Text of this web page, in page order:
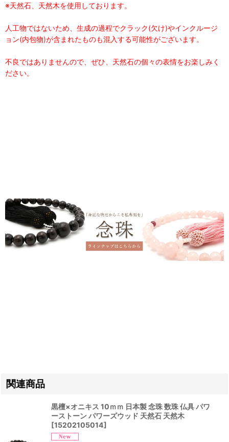
※天然石、天然木を使用しております。
人工物ではないため、生成の過程でクラック(欠け)やインクルージ
ョン(内包物)が含まれたものも混入する可能性がございます。
不良ではありませんので、ぜひ、天然石の個々の表情をお楽しみく
ださい。
関連商品
黒檀×オニキス 10ｍｍ 日本製 念珠 数珠 仏具 パワ
ーストーン パワーズウッド 天然石 天然木
[15202105014]